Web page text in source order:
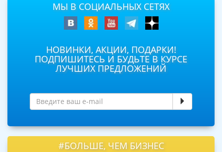
МЫ В СОЦИАЛЬНЫХ СЕТЯХ
НОВИНКИ, АКЦИИ, ПОДАРКИ!
ПОДПИШИТЕСЬ И БУДЬТЕ В КУРСЕ
ЛУЧШИХ ПРЕДЛОЖЕНИЙ
#БОЛЬШЕ, ЧЕМ БИЗНЕС